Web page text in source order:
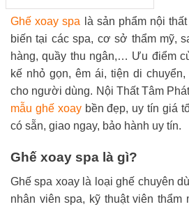
5
là:
7.500.000 ₫.
tại
là:
6.500.000 ₫.
Ghế xoay spa là sản phẩm nội
biến tại các spa, cơ sở thẩm mỹ,
hàng, quầy thu ngân,… Ưu điểm
kế nhỏ gọn, êm ái, tiện di
cho người dùng. Nội Thất Tâm
mẫu ghế xoaybền đẹp, uy tín giá
có sẵn, giao ngay, bảo hành uy tín.
Ghế xoay spa là gì?
Ghế spa xoay là loại ghế chuyên
nhân viên spa, kỹ thuật viên